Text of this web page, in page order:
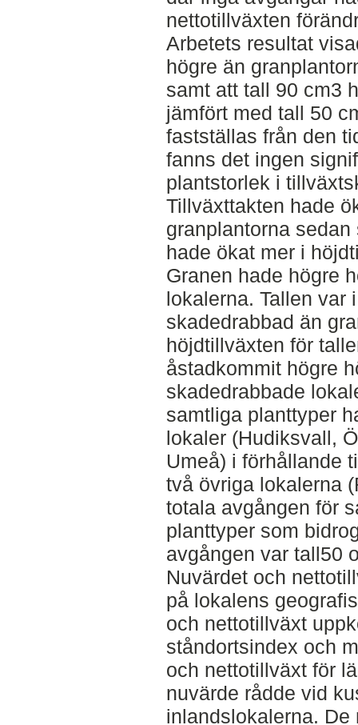
nettotillväxten
Arbetets resultat
högre än
samt att tall 90 cm3
jämfört med tall 50
fastställas från den
fanns det ingen
plantstorlek i
Tillväxttakten hade
granplantorna
hade ökat mer i
Granen hade högre
lokalerna. Tallen var
skadedrabbad än
höjdtillväxten för
åstadkommit högre
skadedrabbade
samtliga planttyper
lokaler (Hudiksvall,
Umeå) i förhållande
två övriga lokalerna
totala avgången för
planttyper som
avgången var tall50
Nuvärdet och
på lokalens
och nettotillväxt
ståndortsindex och
och nettotillväxt för
nuvärde rådde vid
inlandslokalerna.